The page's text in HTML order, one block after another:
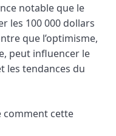
notable que le
les 100 000 dollars
que l’optimisme,
peut influencer le
les tendances du
cette